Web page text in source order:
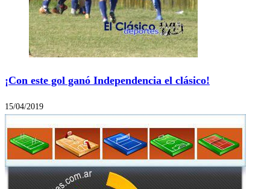
¡Con este gol ganó Independencia el clásico!
15/04/2019